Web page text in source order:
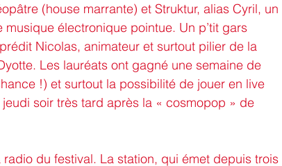
(house marrante) et Struktur, alias Cyril, un
musique électronique pointue. Un p’tit gars
Nicolas, animateur et surtout pilier de la
Les lauréats ont gagné une semaine de
!) et surtout la possibilité de jouer en live
soir très tard après la « cosmopop » de
radio du festival. La station, qui émet depuis trois